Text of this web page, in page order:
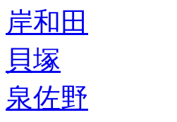
岸和田
貝塚
泉佐野